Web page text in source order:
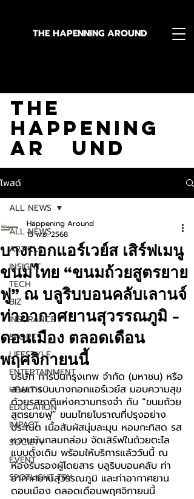
THE HAPENNING AROUND
The
Happening
Ar und
โพสต์
ALL NEWS
ARTICLE
INSIGHT
TECH
BIZ
INSURANCE
SPORT
LIFESTYLE
ENTERTAINMENT
HEALTH
EDUCATION
IMPACT
SOCIETY
EVENT
SPOTLIGHT TRY
ALL NEWS
บางกอกแอร์เวย์ส เสิร์ฟเมนู
ขนมไทย “ขนมถ้วยสูตรยาย
ฟู” ณ บลูริบบอนคลับเลานจ์
ท่าอากาศยานสุวรรณภูมิ -
ดอนเมือง ตลอดเดือน
พฤศจิกายนนี้
Happening Around
15 พ.ย. 2568
บริษัท การบินกรุงเทพ จำกัด (มหาชน) หรือ
สายการบินบางกอกแอร์เวย์ส มอบความสุข
ด้วยรสชาติแห่งความทรงจำ กับ “ขนมถ้วย
สูตรยายฟู” ขนมไทยโบราณที่ปรุงอย่าง
ประณีต เนื้อสัมผัสนุ่มละมุน หอมกะทิสด รส
หวานมันกลมกล่อม จัดเสิร์ฟในถ้วยตะไล
แบบดั้งเดิม พร้อมให้บริการแล้ววันนี้ ณ
ห้องรับรองผู้โดยสาร บลูริบบอนคลับ ท่า
อากาศยานสุวรรณภูมิ และท่าอากาศยาน
ดอนเมือง ตลอดเดือนพฤศจิกายนนี้